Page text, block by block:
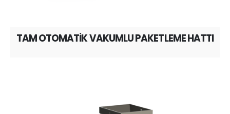
TAM OTOMATİK VAKUMLU PAKETLEME HATTI